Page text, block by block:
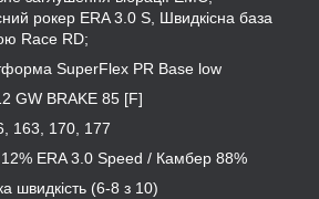
рокер ERA 3.0 S, Швидкісна база
Race RD;
SuperFlex PR Base low
GW BRAKE 85 [F]
170, 177
ERA 3.0 Speed / Камбер 88%
швидкість (6-8 з 10)